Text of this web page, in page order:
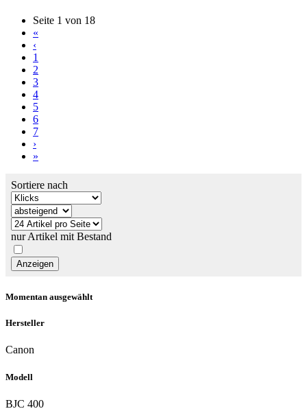
Seite 1 von 18
«
‹
1
2
3
4
5
6
7
›
»
Sortiere nach
nur Artikel mit Bestand
Momentan ausgewählt
Hersteller
Canon
Modell
BJC 400